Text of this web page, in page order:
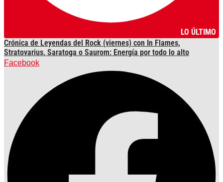
LO ÚLTIMO
Crónica de Leyendas del Rock (viernes) con In Flames,
Stratovarius, Saratoga o Saurom: Energía por todo lo alto
Facebook